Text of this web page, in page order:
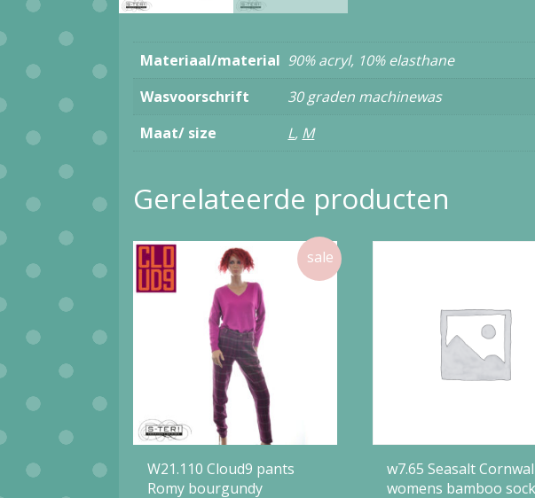
Materiaal/material 90% acryl, 10% elasthane
Wasvoorschrift
30 graden machinewas
Maat/ size
L, M
Gerelateerde producten
W21.110 Cloud9 pants
Romy bourgundy
w7.65 Seasalt
womens bamboo